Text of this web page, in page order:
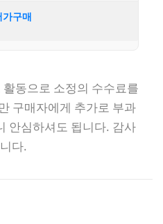
가구매
동으로 소정의 수수료를
구매자에게 추가로 부과
안심하셔도 됩니다. 감사
다.